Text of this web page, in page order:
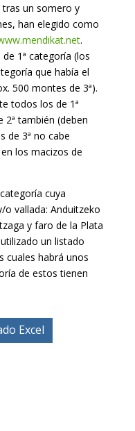
un somero y
han elegido como
.
1ª categoría (los
que había el
500 montes de 3ª).
todos los de 1ª
también (deben
de 3ª no cabe
los macizos de
cuya
o vallada: Anduitzeko
y faro de la Plata
un listado
cuales habrá unos
de estos tienen
Excel